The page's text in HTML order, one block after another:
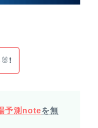
予測noteを無